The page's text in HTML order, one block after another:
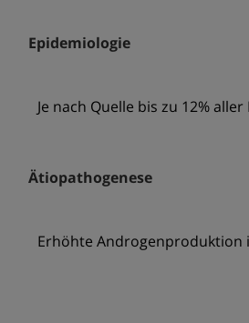
Epidemiologie
Je nach Quelle bis zu 12% aller
Ätiopathogenese
Erhöhte Androgenproduktion